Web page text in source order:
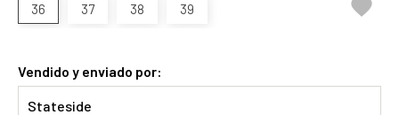
36 37 38 39 
Vendido y enviado por:
Stateside